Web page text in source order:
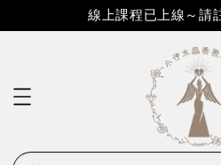
線上課程已上線～請